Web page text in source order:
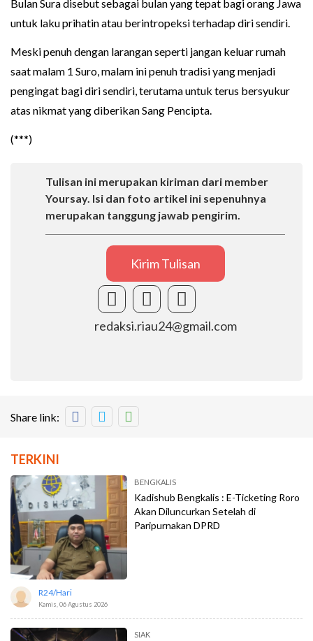
Bulan Sura disebut sebagai bulan yang tepat bagi orang Jawa
untuk laku prihatin atau berintropeksi terhadap diri sendiri.
Meski penuh dengan larangan seperti jangan keluar rumah
saat malam 1 Suro, malam ini penuh tradisi yang menjadi
pengingat bagi diri sendiri, terutama untuk terus bersyukur
atas nikmat yang diberikan Sang Pencipta.
(***)
Tulisan ini merupakan kiriman dari member
Yoursay. Isi dan foto artikel ini sepenuhnya
merupakan tanggung jawab pengirim.
Kirim Tulisan
redaksi.riau24@gmail.com
Share link:
TERKINI
BENGKALIS
Kadishub Bengkalis : E-Ticketing Roro
Akan Diluncurkan Setelah di
Paripurnakan DPRD
R24/hari
Kamis, 06 Agustus 2026
SIAK